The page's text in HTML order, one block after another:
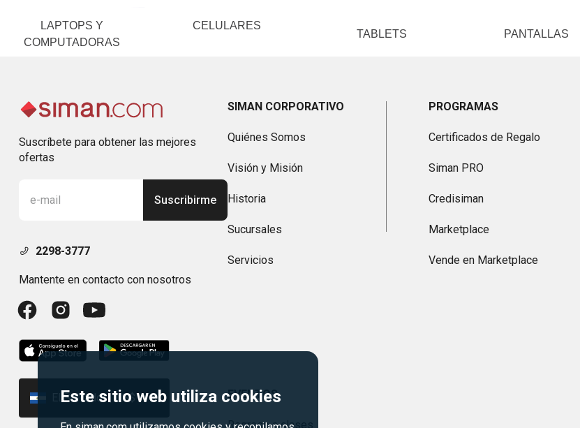
Este sitio web utiliza cookies
LAPTOPS Y
COMPUTADORAS
CELULARES
TABLETS PANTALLAS
Suscríbete para obtener las mejores
ofertas
Suscribirme
2298-3777
Mantente en contacto con nosotros
El Salvador | US$
SIMAN CORPORATIVO
Quiénes Somos
Visión y Misión
Historia
Sucursales
Servicios
PROGRAMAS
Certificados de Regalo
Siman PRO
Credisiman
Marketplace
Vende en Marketplace
EVENTOS
Regreso a clases